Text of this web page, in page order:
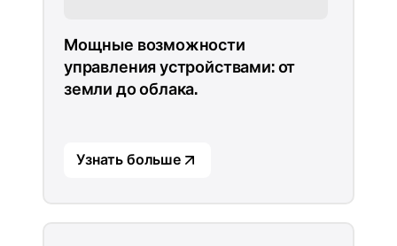
Мощные возможности
управления устройствами: от
земли до облака.
Узнать больше